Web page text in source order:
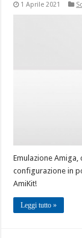
1 Aprile 2021
Emulazione
configurazione in
AmiKit!
Leggi tutto »